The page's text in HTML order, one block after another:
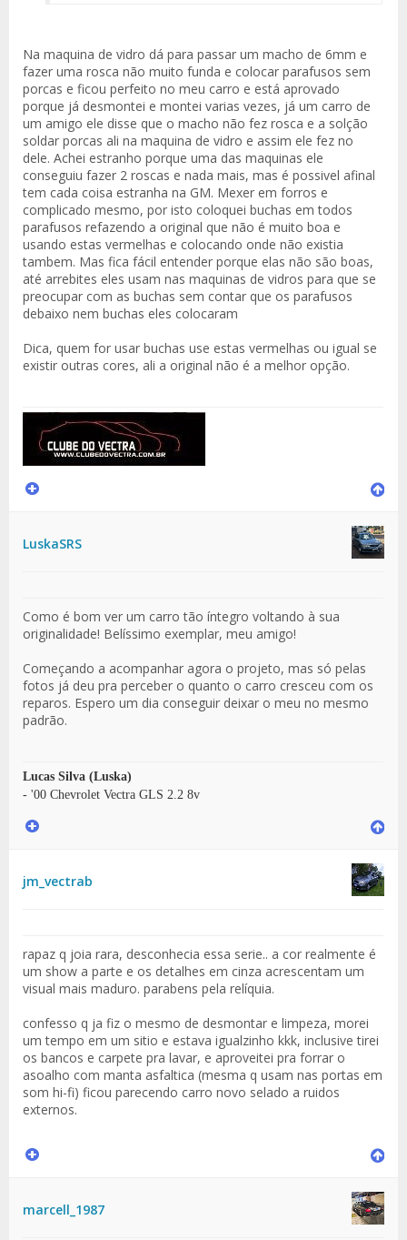
Na maquina de vidro dá para passar um macho de 6mm e
fazer uma rosca não muito funda e colocar parafusos sem
porcas e ficou perfeito no meu carro e está aprovado
porque já desmontei e montei varias vezes, já um carro de
um amigo ele disse que o macho não fez rosca e a solção
soldar porcas ali na maquina de vidro e assim ele fez no
dele. Achei estranho porque uma das maquinas ele
conseguiu fazer 2 roscas e nada mais, mas é possivel afinal
tem cada coisa estranha na GM. Mexer em forros e
complicado mesmo, por isto coloquei buchas em todos
parafusos refazendo a original que não é muito boa e
usando estas vermelhas e colocando onde não existia
tambem. Mas fica fácil entender porque elas não são boas,
até arrebites eles usam nas maquinas de vidros para que se
preocupar com as buchas sem contar que os parafusos
debaixo nem buchas eles colocaram
Dica, quem for usar buchas use estas vermelhas ou igual se
existir outras cores, ali a original não é a melhor opção.
LuskaSRS
Como é bom ver um carro tão íntegro voltando à sua
originalidade! Belíssimo exemplar, meu amigo!
Começando a acompanhar agora o projeto, mas só pelas
fotos já deu pra perceber o quanto o carro cresceu com os
reparos. Espero um dia conseguir deixar o meu no mesmo
padrão.
Lucas Silva (Luska)
- '00 Chevrolet Vectra GLS 2.2 8v
jm_vectrab
rapaz q joia rara, desconhecia essa serie.. a cor realmente é
um show a parte e os detalhes em cinza acrescentam um
visual mais maduro. parabens pela relíquia.
confesso q ja fiz o mesmo de desmontar e limpeza, morei
um tempo em um sitio e estava igualzinho kkk, inclusive tirei
os bancos e carpete pra lavar, e aproveitei pra forrar o
asoalho com manta asfaltica (mesma q usam nas portas em
som hi-fi) ficou parecendo carro novo selado a ruidos
externos.
marcell_1987